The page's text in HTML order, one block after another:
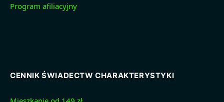
Program afiliacyjny
CENNIK ŚWIADECTW CHARAKTERYSTYKI